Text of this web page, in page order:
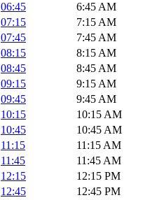
06:45
6:45 AM
07:15
7:15 AM
07:45
7:45 AM
08:15
8:15 AM
08:45
8:45 AM
09:15
9:15 AM
09:45
9:45 AM
10:15
10:15 AM
10:45
10:45 AM
11:15
11:15 AM
11:45
11:45 AM
12:15
12:15 PM
12:45
12:45 PM